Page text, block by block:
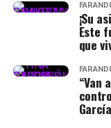
¡Su
Este
que
“Van